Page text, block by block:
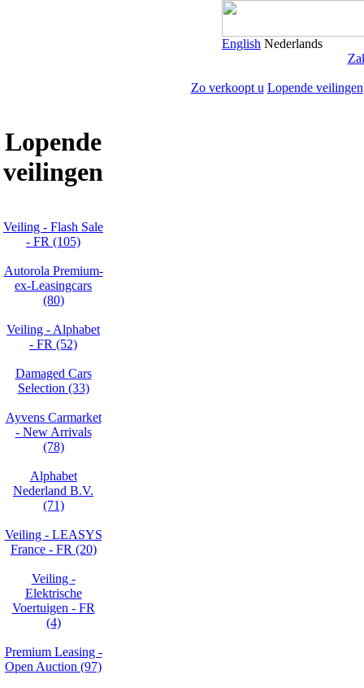
English Nederlands
Zo verkoopt u Lopende veilingen
Lopende
veilingen
Veiling - Flash Sale
- FR (105)
Autorola Premium-
ex-Leasingcars
(80)
Veiling - Alphabet
- FR (52)
Damaged Cars
Selection (33)
Ayvens Carmarket
- New Arrivals
(78)
Alphabet
Nederland B.V.
(71)
Veiling - LEASYS
France - FR (20)
Veiling -
Elektrische
Voertuigen - FR
(4)
Premium Leasing -
Open Auction (97)